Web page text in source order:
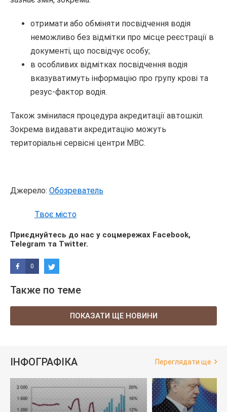
отримати або обміняти посвідчення водія
неможливо без відмітки про місце реєстрації в
документі, що посвідчує особу;
в особливих відмітках посвідчення водія
вказуватимуть інформацію про групу крові та
резус-фактор водія.
Також змінилася процедура акредитації автошкіл.
Зокрема видавати акредитацію можуть
територіальні сервісні центри МВС.
Джерело: Обозреватель
Твоє місто
Приєднуйтесь до нас у соцмережах Facebook,
Telegram та Twitter.
0
Также по теме
ПОКАЗАТИ ЩЕ НОВИНИ
ІНФОГРАФІКА Переглядати ще